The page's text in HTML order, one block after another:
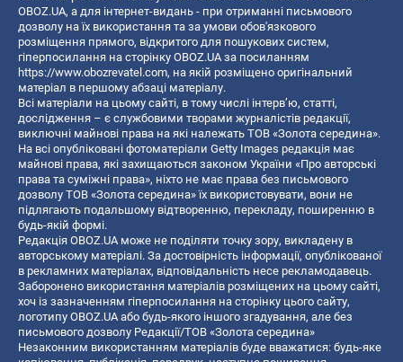
OBOZ.UA, а для інтернет-видань - при отриманні письмового
дозволу на їх використання та за умови обов'язкового
розміщення прямого, відкритого для пошукових систем,
гіперпосилання на сторінку OBOZ.UA за посиланням
https://www.obozrevatel.com, на якій розміщено оригінальний
матеріал в першому абзаці матеріалу.
Всі матеріали на цьому сайті, в тому числі інтерв’ю, статті,
дослідження – є службовими творами журналістів редакції,
виключні майнові права на які належать ТОВ «Золота середина».
На всі опубліковані фотоматеріали Getty Images редакція має
майнові права, які захищаються законом України «Про авторські
права та суміжні права», ніхто не має права без письмового
дозволу ТОВ «Золота середина» їх використовувати, вони не
підлягають подальшому відтворенню, перекладу, поширенню в
будь-якій формі.
Редакція OBOZ.UA може не поділяти точку зору, викладену в
авторському матеріалі. За достовірність інформації, опублікованої
в рекламних матеріалах, відповідальність несе рекламодавець.
Заборонено використання матеріалів розміщених на цьому сайті,
хоч із зазначенням гіперпосилання на сторінку цього сайту,
логотипу OBOZ.UA або будь-якого іншого згадування, але без
письмового дозволу Редакції/ТОВ «Золота середина»
Незаконним використанням матеріалів буде вважатися: будь-яке